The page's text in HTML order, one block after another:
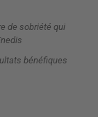
de sobriété qui
bénéfiques